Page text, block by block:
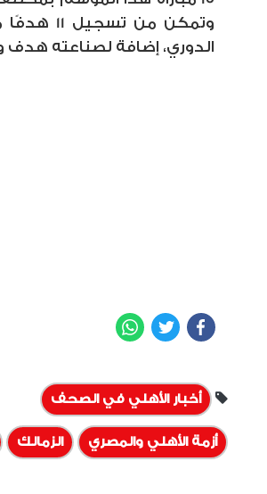
الدوري، إضافة لصناعته هدف
Facebook
Twitter
أخبار الأهلي في الصحف
أزمة الأهلي والمصري الزمالك